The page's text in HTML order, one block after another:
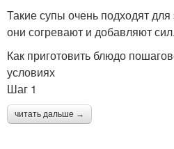
Такие супы очень подходят для
они согревают и добавляют сил.
Как приготовить блюдо
условиях
Шаг 1
читать дальше →